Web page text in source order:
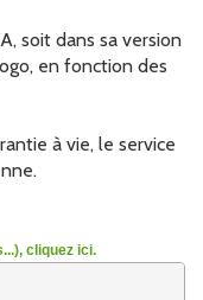
soit dans sa version
en fonction des
à vie, le service
cliquez ici.